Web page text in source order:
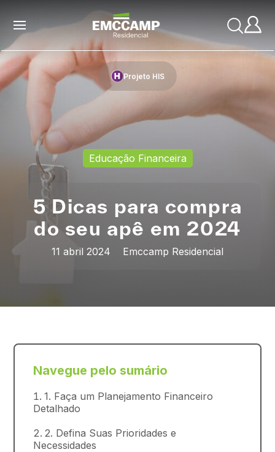
Projeto HIS
Educação Financeira
5 Dicas para compra
do seu apê em 2024
11 abril 2024 Emccamp Residencial
Navegue pelo sumário
1. Faça um Planejamento Financeiro
Detalhado
2. Defina Suas Prioridades e
Necessidades